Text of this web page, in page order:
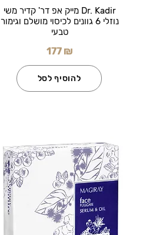
Dr. Kadir מייק אפ דר' קדיר משי
נוזלי 6 גוונים לכיסוי מושלם וגימור
טבעי
177 ₪
להוסיף לסל